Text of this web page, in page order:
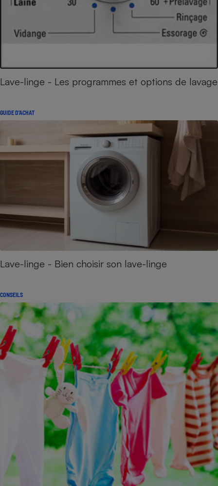
Lave-linge - Les programmes et options de lavage
GUIDE D'ACHAT
Lave-linge - Bien choisir son lave-linge
CONSEILS